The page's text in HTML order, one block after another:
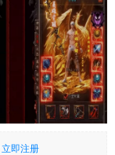
立即注册